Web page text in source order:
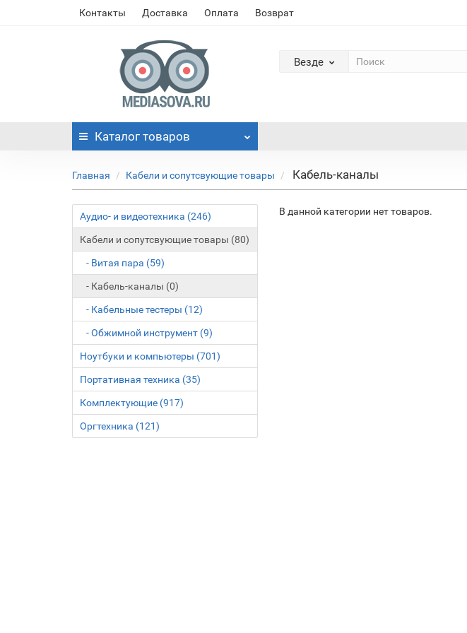
Контакты Доставка Оплата Возврат
Везде
Каталог товаров
Главная Кабели и сопутсвующие товары Кабель-каналы
Аудио- и видеотехника (246)
Кабели и сопутсвующие товары (80)
- Витая пара (59)
- Кабель-каналы (0)
- Кабельные тестеры (12)
- Обжимной инструмент (9)
Ноутбуки и компьютеры (701)
Портативная техника (35)
Комплектующие (917)
Оргтехника (121)
В данной категории нет товаров.